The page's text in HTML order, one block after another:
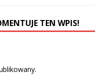
TEN WPIS!